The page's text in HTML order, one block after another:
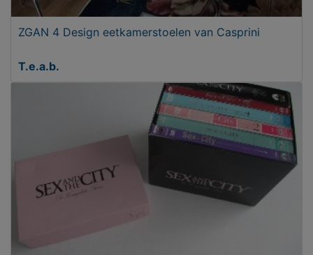
ZGAN 4 Design eetkamerstoelen van Casprini
T.e.a.b.